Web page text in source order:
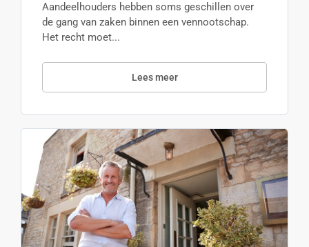
Aandeelhouders hebben soms geschillen over
de gang van zaken binnen een vennootschap.
Het recht moet...
Lees meer